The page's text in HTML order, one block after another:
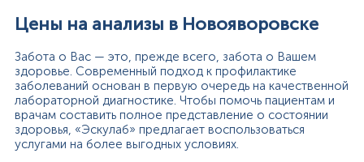
Цены на анализы в Новояворовске
Забота о Вас — это, прежде всего, забота о Вашем
здоровье. Современный подход к профилактике
заболеваний основан в первую очередь на качественной
лабораторной диагностике. Чтобы помочь пациентам и
врачам составить полное представление о состоянии
здоровья, «Эскулаб» предлагает воспользоваться
услугами на более выгодных условиях.